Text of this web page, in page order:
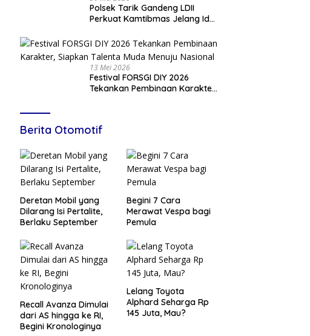
Polsek Tarik Gandeng LDII
Perkuat Kamtibmas Jelang Idul
13 Mei 2026
Festival FORSGI DIY 2026
Tekankan Pembinaan Karakter,
Berita Otomotif
Deretan Mobil yang
Dilarang Isi Pertalite,
Berlaku September
Begini 7 Cara
Merawat Vespa bagi
Pemula
Recall Avanza Dimulai
dari AS hingga ke RI,
Begini Kronologinya
Lelang Toyota
Alphard Seharga Rp
145 Juta, Mau?